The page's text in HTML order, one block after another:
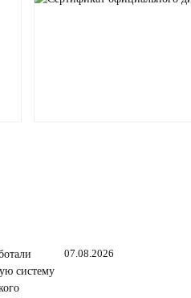
07.08.2026